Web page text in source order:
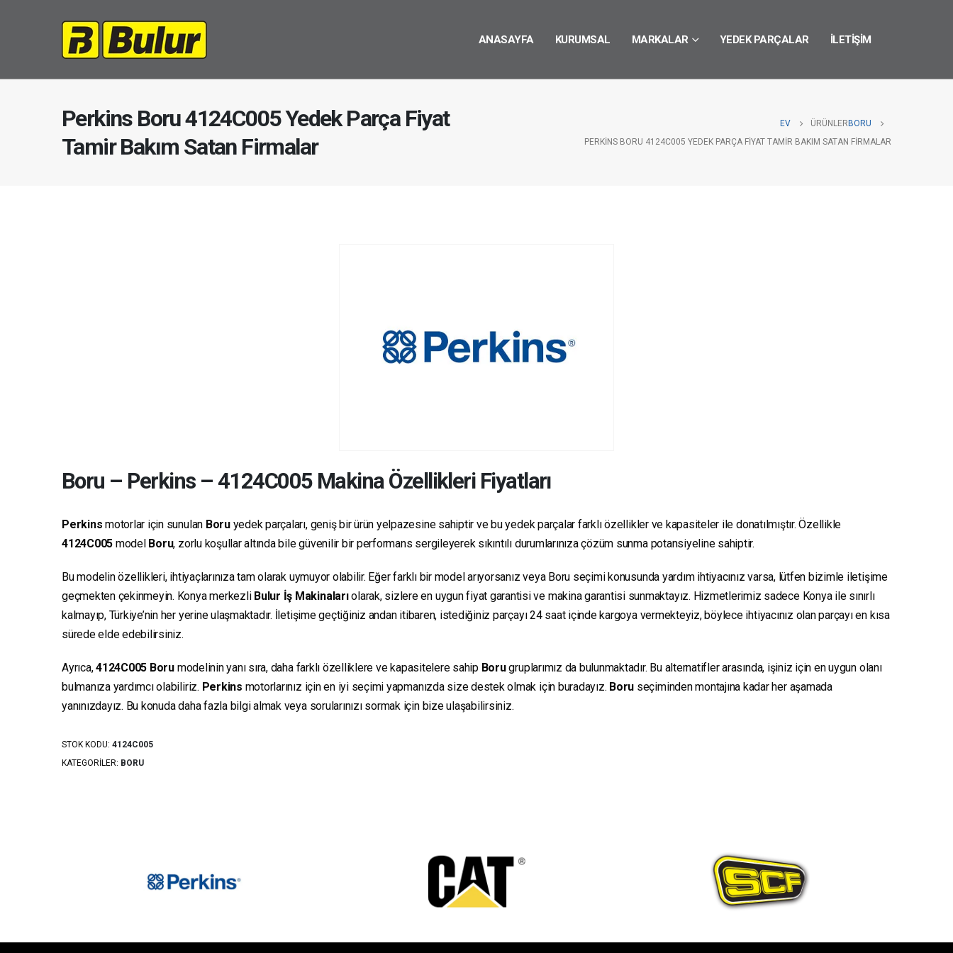
ANASAYFA KURUMSAL MARKALAR YEDEK PARÇALAR İLETIŞIM
Perkins Boru 4124C005 Yedek Parça Fiyat
Tamir Bakım Satan Firmalar
EV ÜRÜNLER BORU
PERKINS BORU 4124C005 YEDEK PARÇA FIYAT TAMIR BAKIM SATAN FIRMALAR
Boru – Perkins–4124C005Makina Özellikleri Fiyatları
Perkins motorlar için sunulan Boruyedek parçaları, geniş bir ürün yelpazesine sahiptir ve bu yedek parçalar farklı özellikler ve kapasiteler ile donatılmıştır. Özellikle
4124C005 model Boru, zorlu koşullar altında bile güvenilir bir performans sergileyerek sıkıntılı durumlarınıza çözüm sunma potansiyeline sahiptir.
Bu modelin özellikleri, ihtiyaçlarınıza tam olarak uymuyor olabilir. Eğer farklı bir model arıyorsanız veya Boru seçimi konusunda yardım ihtiyacınız varsa, lütfen bizimle iletişime
geçmekten çekinmeyin. Konya merkezli Bulur İş Makinalarıolarak, sizlere en uygun fiyat garantisi ve makina garantisi sunmaktayız. Hizmetlerimiz sadece Konya ile sınırlı
kalmayıp, Türkiye’nin her yerine ulaşmaktadır. İletişime geçtiğiniz andan itibaren, istediğiniz parçayı 24 saat içinde kargoya vermekteyiz, böylece ihtiyacınız olan parçayı en kısa
sürede elde edebilirsiniz.
Ayrıca,4124C005 Boru modelinin yanı sıra, daha farklı özelliklere ve kapasitelere sahip Borugruplarımız da bulunmaktadır. Bu alternatifler arasında, işiniz için en uygun olanı
bulmanıza yardımcı olabiliriz. Perkins motorlarınız için en iyi seçimi yapmanızda size destek olmak için buradayız. Boru seçiminden montajına kadar her aşamada
yanınızdayız. Bu konuda daha fazla bilgi almak veya sorularınızı sormak için bize ulaşabilirsiniz.
STOK KODU: 4124C005
KATEGORILER: BORU